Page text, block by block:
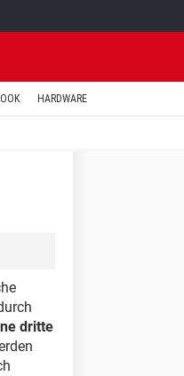
HARDWARE
dritte